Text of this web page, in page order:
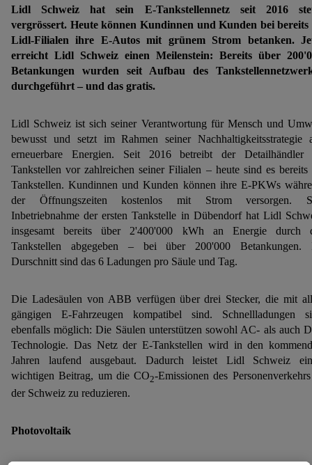
Lidl Schweiz hat sein E-Tankstellennetz seit 2016
vergrössert. Heute können Kundinnen und Kunden bei bereits
Lidl-Filialen ihre E-Autos mit grünem Strom betanken.
erreicht Lidl Schweiz einen Meilenstein: Bereits über
Betankungen wurden seit Aufbau des
durchgeführt – und das gratis.
Lidl Schweiz ist sich seiner Verantwortung für Mensch und
bewusst und setzt im Rahmen seiner Nachhaltigkeitsstrategie
erneuerbare Energien. Seit 2016 betreibt der Detailhändler
Tankstellen vor zahlreichen seiner Filialen – heute sind es bereits
Tankstellen. Kundinnen und Kunden können ihre E-PKWs
der Öffnungszeiten kostenlos mit Strom versorgen.
Inbetriebnahme der ersten Tankstelle in Dübendorf hat Lidl
insgesamt bereits über 2'400'000 kWh an Energie durch
Tankstellen abgegeben – bei über 200'000 Betankungen.
Durschnitt sind das 6 Ladungen pro Säule und Tag.
Die Ladesäulen von ABB verfügen über drei Stecker, die mit
gängigen E-Fahrzeugen kompatibel sind. Schnellladungen
ebenfalls möglich: Die Säulen unterstützen sowohl AC- als auch
Technologie. Das Netz der E-Tankstellen wird in den
Jahren laufend ausgebaut. Dadurch leistet Lidl Schweiz
wichtigen Beitrag, um die CO2-Emissionen des
der Schweiz zu reduzieren.
Photovoltaik